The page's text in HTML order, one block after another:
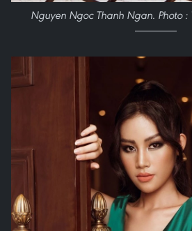
Nguyen Ngoc Thanh Ngan. Photo